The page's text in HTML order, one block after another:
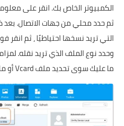
الكمبيوتر الخاص بك. انقر على
ثم حدد محلي من جهات الاتصال. بعد
التي تريد نسخها احتياطيًا ، ثم انقر
ما عليك سوى تحديد ملف Vcard أو ملف CSV.